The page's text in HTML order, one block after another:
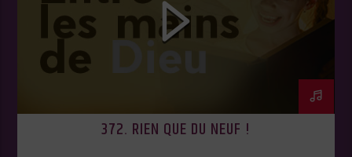
372. RIEN QUE DU NEUF !